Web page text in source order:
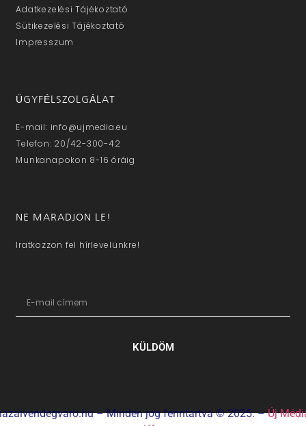
Adatkezelési Tájékoztató
Sütikezelési Tájékoztató
Impresszum
ÜGYFÉLSZOLGÁLAT
E-mail: info@ujmedia.eu
Telefon: 20/42-300-42
Munkanapokon 8-16 óráig
NE MARADJON LE!
Iratkozzon fel hírlevelünkre!
KÜLDÖM
– Minden jog fenntartva © 2025. –Új